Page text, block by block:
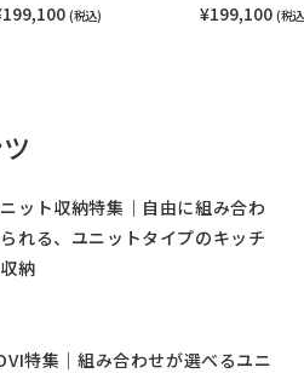
(税込) ¥199,100 (税
ット収納特集｜自由に組み合わ
れる、ユニットタイプのキッチ
納
特集｜組み合わせが選べるユニ